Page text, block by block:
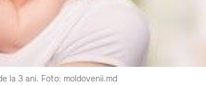
la 3 ani. Foto: moldovenii.md